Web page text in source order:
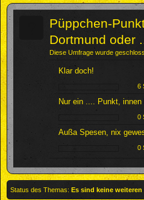
Püppchen-
Dortmund oder
Diese Umfrage wurde
Klar doch!
6
Nur ein .... Punkt, innen
0
Außa Spesen, nix
0
Status des Themas: Es sind keine